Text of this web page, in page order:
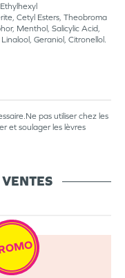
Cetyl Esters, Theobroma
Menthol, Salicylic Acid,
Geraniol, Citronellol.
pas utiliser chez les
et soulager les lèvres
VENTES